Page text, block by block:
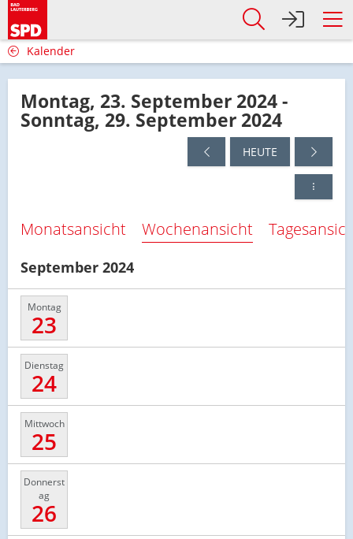
Kalender
Montag, 23. September 2024 -
Sonntag, 29. September 2024
HEUTE
Monatsansicht Wochenansicht
September 2024
Montag
23
Dienstag
24
Mittwoch
25
Donnerst
ag
26